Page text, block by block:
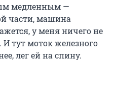
медленным —
части, машина
у меня ничего не
И тут моток железного
лег ей на спину.